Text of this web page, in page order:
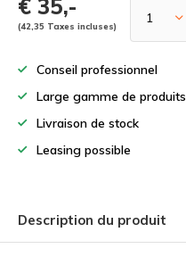
€ 35,-
(42,35 Taxes incluses)
Conseil professionnel
Large gamme de produits
Livraison de stock
Leasing possible
Description du produit